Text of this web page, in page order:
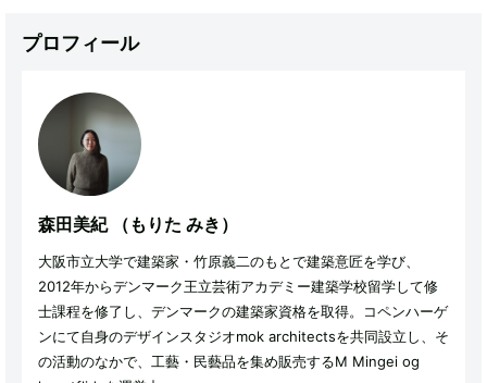
プロフィール
森田美紀 （もりた みき）
大阪市立大学で建築家・竹原義二のもとで建築意匠を学び、
2012年からデンマーク王立芸術アカデミー建築学校留学して修
士課程を修了し、デンマークの建築家資格を取得。コペンハーゲ
ンにて自身のデザインスタジオmok architectsを共同設立し、そ
の活動のなかで、工藝・民藝品を集め販売するM Mingei og